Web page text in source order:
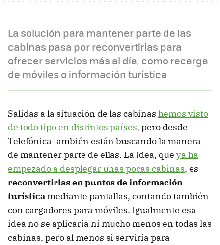
La solución para mantener parte de las
cabinas pasa por reconvertirlas para
ofrecer servicios más al día, como recarga
de móviles o información turística
Salidas a la situación de las cabinas hemos visto
de todo tipo en distintos países, pero desde
Telefónica también están buscando la manera
de mantener parte de ellas. La idea, que ya ha
empezado a desplegar unas pocas cabinas, es
reconvertirlas en puntos de información
turística mediante pantallas, contando también
con cargadores para móviles. Igualmente esa
idea no se aplicaría ni mucho menos en todas las
cabinas, pero al menos si serviría para